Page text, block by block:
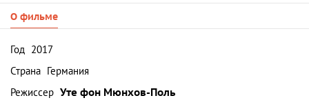
О фильме
Год 2017
Страна Германия
Режиссер Уте фон Мюнхов-Поль